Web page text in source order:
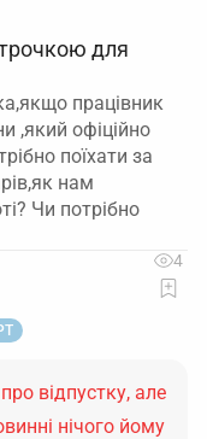
для
працівник
,який офіційно
поїхати за
нам
Чи потрібно
4
відпустку, але
нічого йому